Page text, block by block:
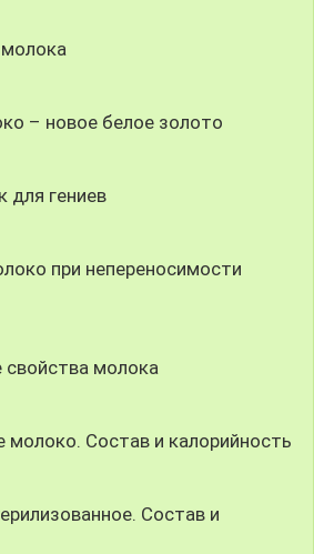
– новое белое золото
для гениев
при непереносимости
молока
молоко. Состав и калорийность
Состав и